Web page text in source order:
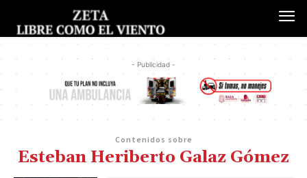
- Publicidad -
Contenidos sobre
Esteban Heriberto Galaz Gómez